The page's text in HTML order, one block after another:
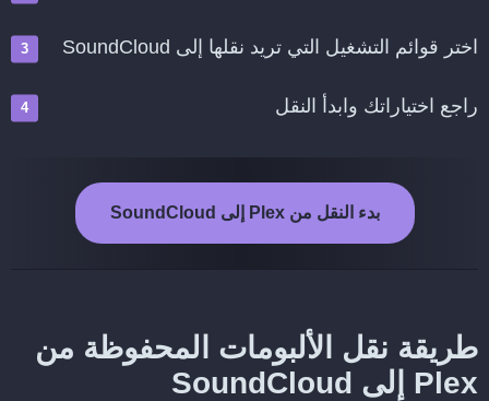
اختر قوائم التشغيل التي تريد نقلها إلى SoundCloud
راجع اختياراتك وابدأ النقل
بدء النقل من Plex إلى SoundCloud
طريقة نقل الألبومات المحفوظة من
Plex إلى SoundCloud